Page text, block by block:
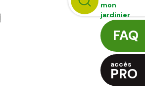
mon
jardinier
FAQ
accès
PRO